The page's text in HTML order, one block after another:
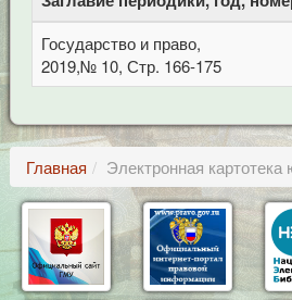
Государство и право,
2019,№ 10, Стр. 166-175
Главная Электронная картотека